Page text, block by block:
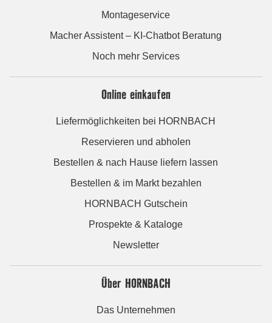
Montageservice
Macher Assistent – KI-Chatbot Beratung
Noch mehr Services
Online einkaufen
Liefermöglichkeiten bei HORNBACH
Reservieren und abholen
Bestellen & nach Hause liefern lassen
Bestellen & im Markt bezahlen
HORNBACH Gutschein
Prospekte & Kataloge
Newsletter
Über HORNBACH
Das Unternehmen